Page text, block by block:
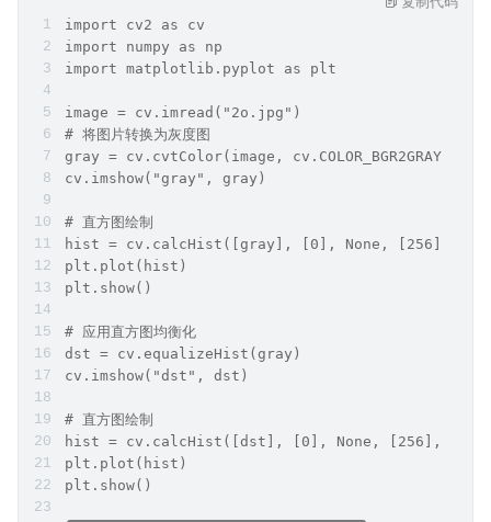
import cv2 as cv
import numpy as np
import matplotlib.pyplot as plt
image = cv.imread("2o.jpg")
# 将图片转换为灰度图
gray = cv.cvtColor(image, cv.COLOR_BGR2GRAY)
cv.imshow("gray", gray)
# 直方图绘制
hist = cv.calcHist([gray], [0], None, [256], [0,
plt.plot(hist)
plt.show()
# 应用直方图均衡化
dst = cv.equalizeHist(gray)
cv.imshow("dst", dst)
# 直方图绘制
hist = cv.calcHist([dst], [0], None, [256], [0,
plt.plot(hist)
plt.show()